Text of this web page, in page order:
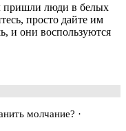
пришли люди в белых
просто дайте им
и они воспользуются
молчание? ·